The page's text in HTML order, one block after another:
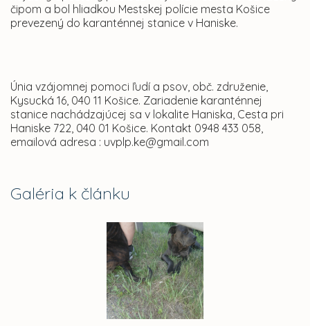
Galéria k článku
čipom a bol hliadkou Mestskej polície mesta Košice
prevezený do karanténnej stanice v Haniske.
Únia vzájomnej pomoci ľudí a psov, obč. združenie,
Kysucká 16, 040 11 Košice. Zariadenie karanténnej
stanice nachádzajúcej sa v lokalite Haniska, Cesta pri
Haniske 722, 040 01 Košice. Kontakt 0948 433 058,
emailová adresa : uvplp.ke@gmail.com